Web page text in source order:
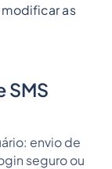
as
SMS
envio de
seguro ou